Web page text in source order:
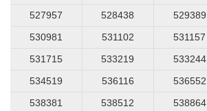
527957
528438 529389
530981
531102 531157
531715
533219 533244
534519
536116 536552
538381
538512 538864